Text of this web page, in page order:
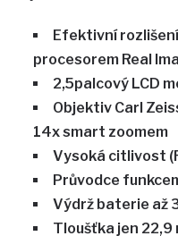
Efektivní
procesorem Real
2,5palcový LCD
Objektiv Carl
14x smart zoomem
Vysoká citlivost
Průvodce
Výdrž baterie až
Tloušťka jen 22,9